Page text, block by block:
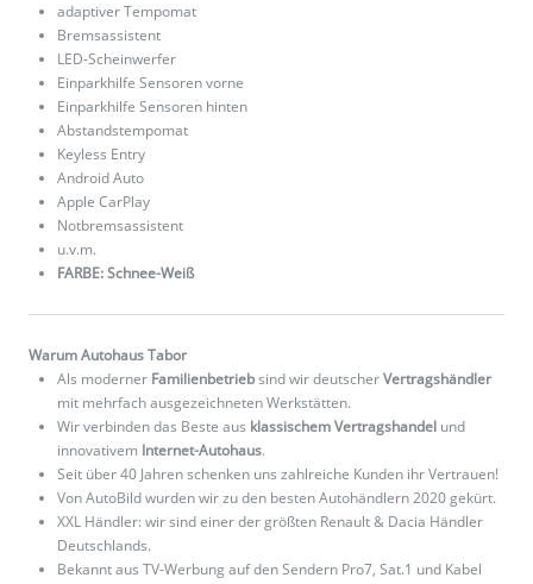
adaptiver Tempomat
Bremsassistent
LED-Scheinwerfer
Einparkhilfe Sensoren vorne
Einparkhilfe Sensoren hinten
Abstandstempomat
Keyless Entry
Android Auto
Apple CarPlay
Notbremsassistent
u.v.m.
FARBE: Schnee-Weiß
Warum Autohaus Tabor
Als moderner Familienbetriebsind wir deutscherVertragshändler
mit mehrfach ausgezeichneten Werkstätten.
Wir verbinden das Beste aus klassischem Vertragshandel und
innovativem Internet-Autohaus.
Seit über 40 Jahren schenken uns zahlreiche Kunden ihr Vertrauen!
Von AutoBild wurden wir zu den besten Autohändlern 2020 gekürt.
XXL Händler: wir sind einer der größten Renault & Dacia Händler
Deutschlands.
Bekannt aus TV-Werbung auf den Sendern Pro7, Sat.1 und Kabel